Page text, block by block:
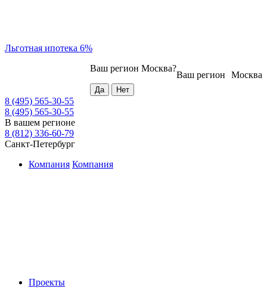
Льготная ипотека 6%
Москва
Ваш регион
Ваш регион Москва?
8 (495) 565-30-55
8 (495) 565-30-55
В вашем регионе
8 (812) 336-60-79
Санкт-Петербург
Компания Компания
Проекты